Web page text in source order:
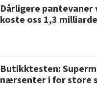
Dårligere pantevaner
koste oss 1,3
Butikktesten:
nærsenter i for store